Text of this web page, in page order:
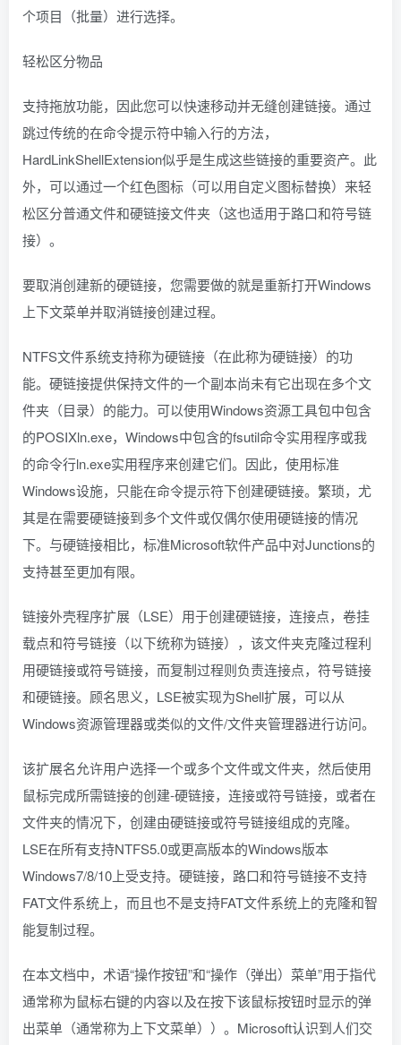
个项目（批量）进行选择。
轻松区分物品
支持拖放功能，因此您可以快速移动并无缝创建链接。通过
跳过传统的在命令提示符中输入行的方法，
HardLinkShellExtension似乎是生成这些链接的重要资产。此
外，可以通过一个红色图标（可以用自定义图标替换）来轻
松区分普通文件和硬链接文件夹（这也适用于路口和符号链
接）。
要取消创建新的硬链接，您需要做的就是重新打开Windows
上下文菜单并取消链接创建过程。
NTFS文件系统支持称为硬链接（在此称为硬链接）的功
能。硬链接提供保持文件的一个副本尚未有它出现在多个文
件夹（目录）的能力。可以使用Windows资源工具包中包含
的POSIXln.exe，Windows中包含的fsutil命令实用程序或我
的命令行ln.exe实用程序来创建它们。因此，使用标准
Windows设施，只能在命令提示符下创建硬链接。繁琐，尤
其是在需要硬链接到多个文件或仅偶尔使用硬链接的情况
下。与硬链接相比，标准Microsoft软件产品中对Junctions的
支持甚至更加有限。
链接外壳程序扩展（LSE）用于创建硬链接，连接点，卷挂
载点和符号链接（以下统称为链接），该文件夹克隆过程利
用硬链接或符号链接，而复制过程则负责连接点，符号链接
和硬链接。顾名思义，LSE被实现为Shell扩展，可以从
Windows资源管理器或类似的文件/文件夹管理器进行访问。
该扩展名允许用户选择一个或多个文件或文件夹，然后使用
鼠标完成所需链接的创建-硬链接，连接或符号链接，或者在
文件夹的情况下，创建由硬链接或符号链接组成的克隆。
LSE在所有支持NTFS5.0或更高版本的Windows版本
Windows7/8/10上受支持。硬链接，路口和符号链接不支持
FAT文件系统上，而且也不是支持FAT文件系统上的克隆和智
能复制过程。
在本文档中，术语“操作按钮”和“操作（弹出）菜单”用于指代
通常称为鼠标右键的内容以及在按下该鼠标按钮时显示的弹
出菜单（通常称为上下文菜单））。Microsoft认识到人们交